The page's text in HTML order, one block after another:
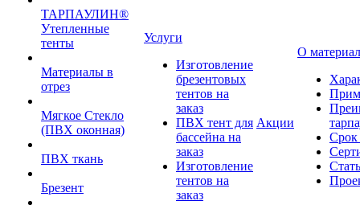
ТАРПАУЛИН®
Утепленные
тенты
Материалы в
отрез
Мягкое Стекло
(ПВХ оконная)
ПВХ ткань
Брезент
Услуги
Изготовление
брезентовых
тентов на
заказ
ПВХ тент для
бассейна на
заказ
Изготовление
тентов на
заказ
Акции
О